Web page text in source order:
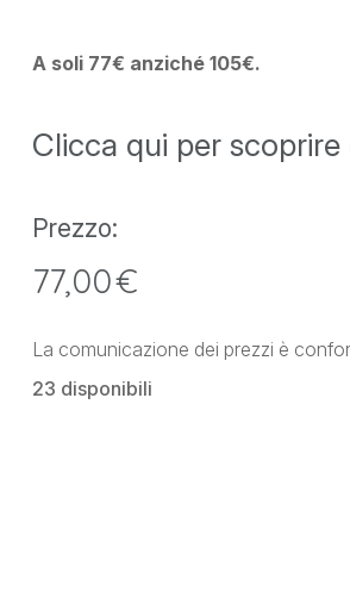
A soli 77€ anziché 105€.
Clicca qui per
Prezzo:
77,00€
La comunicazione dei prezzi è
23 disponibili